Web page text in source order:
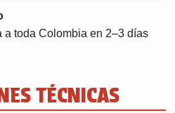
a toda Colombia en 2–3 días
TÉCNICAS